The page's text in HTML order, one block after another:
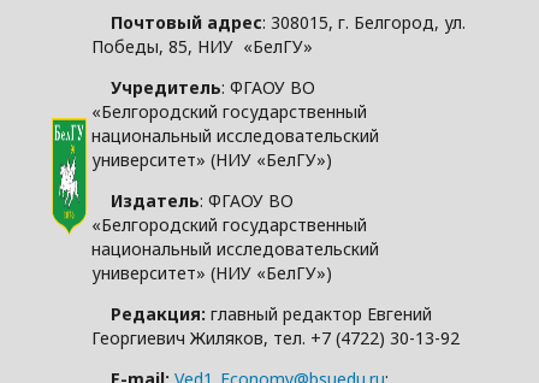
Почтовый адрес: 308015, г. Белгород, ул.
Победы, 85, НИУ «БелГУ»
Учредитель: ФГАОУ ВО
«Белгородский государственный
национальный исследовательский
университет» (НИУ «БелГУ»)
Издатель: ФГАОУ ВО
«Белгородский государственный
национальный исследовательский
университет» (НИУ «БелГУ»)
Редакция: главный редактор Евгений
Георгиевич Жиляков, тел. +7 (4722) 30-13-92